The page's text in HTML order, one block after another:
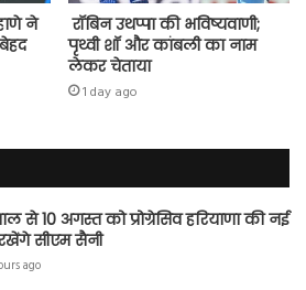
ने
रॉबिन उथप्पा की भविष्यवाणी;
पृथ्वी शॉ और कांबली का नाम
लेकर चेताया
1 day ago
से 10 अगस्त को प्रोग्रेसिव हरियाणा की नई
सीएम सैनी
ago